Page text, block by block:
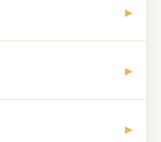
▸
▸
▸